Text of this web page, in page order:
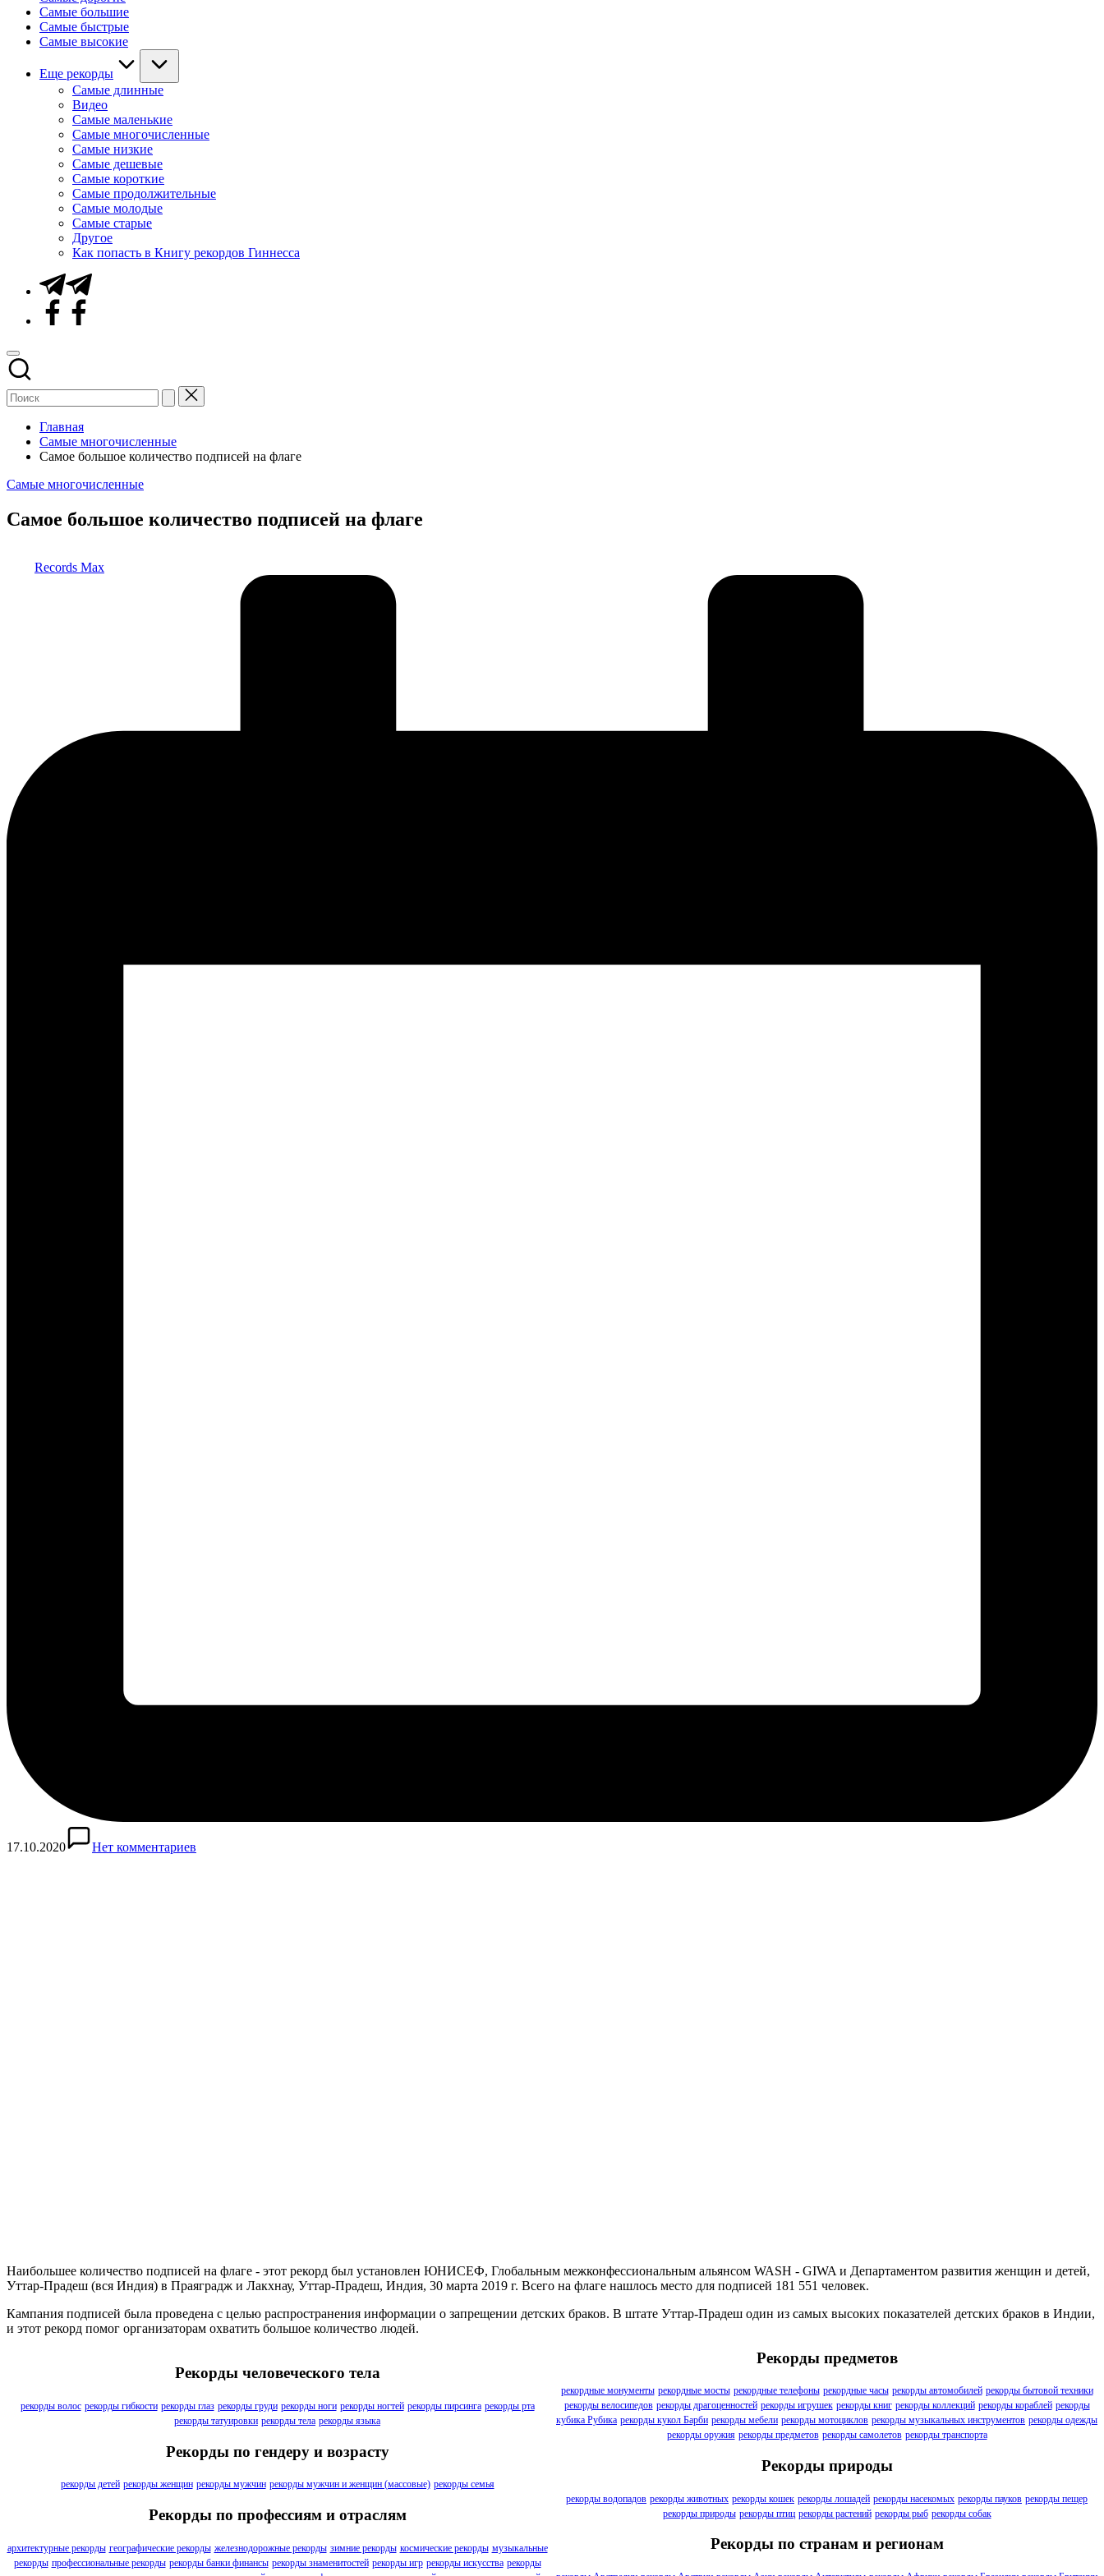
Самые большие
Самые быстрые
Самые высокие
Еще рекорды
Самые длинные
Видео
Самые маленькие
Самые многочисленные
Самые низкие
Самые дешевые
Самые короткие
Самые продолжительные
Самые молодые
Самые старые
Другое
Как попасть в Книгу рекордов Гиннесса
Telegram
Facebook
Главная
Самые многочисленные
Самое большое количество подписей на флаге
Опубликовано
Самые многочисленные
Самое большое количество подписей на флаге
Records Max
17.10.2020 Нет комментариев
Наибольшее количество подписей на флаге - этот рекорд был установлен ЮНИСЕФ, Глобальным межконфессиональным альянсом WASH - GIWA и Департаментом развития женщин и детей,
Уттар-Прадеш (вся Индия) в Праяградж и Лакхнау, Уттар-Прадеш, Индия, 30 марта 2019 г. Всего на флаге нашлось место для подписей 181 551 человек.
Кампания подписей была проведена с целью распространения информации о запрещении детских браков. В штате Уттар-Прадеш один из самых высоких показателей детских браков в Индии,
и этот рекорд помог организаторам охватить большое количество людей.
Рекорды человеческого тела
рекорды волос рекорды гибкости рекорды глаз рекорды груди рекорды ноги рекорды ногтей рекорды пирсинга рекорды рта
рекорды татуировки рекорды тела рекорды языка
Рекорды по гендеру и возрасту
рекорды детей рекорды женщин рекорды мужчин рекорды мужчин и женщин (массовые) рекорды семья
Рекорды по профессиям и отраслям
архитектурные рекорды географические рекорды железнодорожные рекорды зимние рекорды космические рекорды музыкальные
рекорды профессиональные рекорды рекорды банки финансы рекорды знаменитостей рекорды игр рекорды искусства рекорды
Рекорды предметов
рекордные монументы рекордные мосты рекордные телефоны рекордные часы рекорды автомобилей рекорды бытовой техники
рекорды велосипедов рекорды драгоценностей рекорды игрушек рекорды книг рекорды коллекций рекорды кораблей рекорды
кубика Рубика рекорды кукол Барби рекорды мебели рекорды мотоциклов рекорды музыкальных инструментов рекорды одежды
рекорды оружия рекорды предметов рекорды самолетов рекорды транспорта
Рекорды природы
рекорды водопадов рекорды животных рекорды кошек рекорды лошадей рекорды насекомых рекорды пауков рекорды пещер
рекорды природы рекорды птиц рекорды растений рекорды рыб рекорды собак
Рекорды по странам и регионам